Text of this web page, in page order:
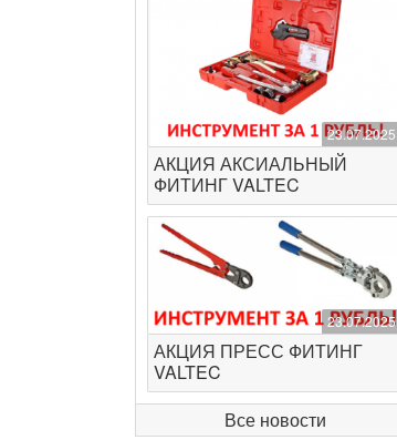
23.07.2025
АКЦИЯ АКСИАЛЬНЫЙ
ФИТИНГ VALTEC
23.07.2025
АКЦИЯ ПРЕСС ФИТИНГ
VALTEC
Все новости